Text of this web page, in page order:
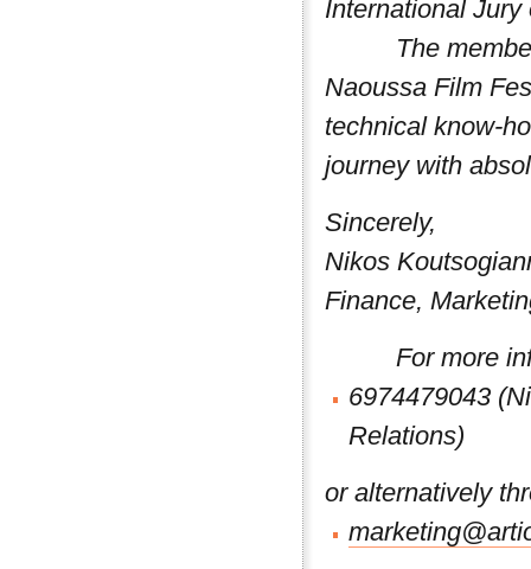
International
The members
Naoussa Film
technical know-
journey with
Sincerely,
Nikos
Finance,
For more info
6974479043
Relations)
or alternatively